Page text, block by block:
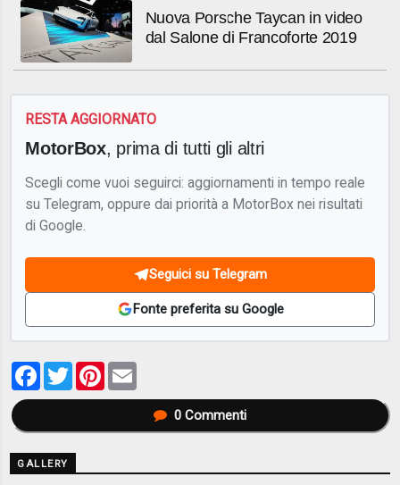
Nuova Porsche Taycan in video
dal Salone di Francoforte 2019
RESTA AGGIORNATO
MotorBox, prima di tutti gli altri
Scegli come vuoi seguirci: aggiornamenti in tempo reale
su Telegram, oppure dai priorità a MotorBox nei risultati
di Google.
Seguici su Telegram
Fonte preferita su Google
Facebook
TwitterPinterest
0Commenti
GALLERY